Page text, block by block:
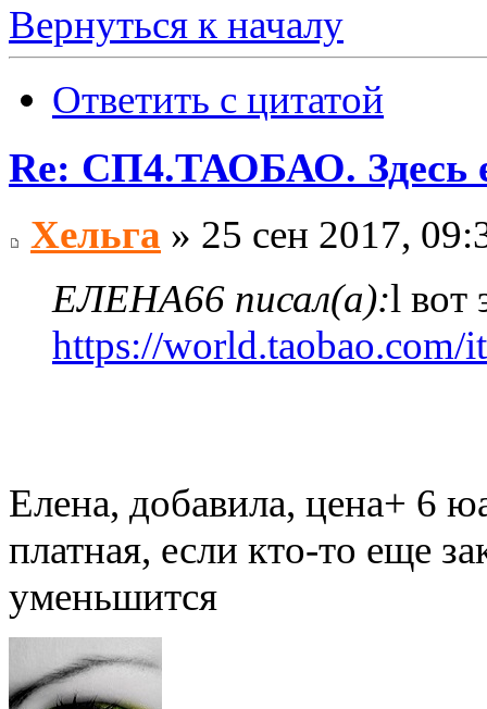
Вернуться к началу
Ответить с цитатой
Re: СП4.ТАОБАО. Здесь
Хельга » 25 сен 2017,
ЕЛЕНА66 писал(а):l вот
https://world.taobao.com/
Елена, добавила, цена+ 6
платная, если кто-то еще
уменьшится